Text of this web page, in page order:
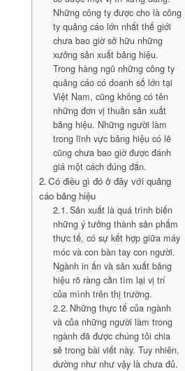
Những công ty được cho là công
ty quảng cáo lớn nhất thế giới
chưa bao giờ sở hữu những
xưởng sản xuất bảng hiệu.
Trong hàng ngũ những công ty
quảng cáo có doanh số lớn tại
Việt Nam, cũng không có tên
những đơn vị thuần sản xuất
bảng hiệu. Những người làm
trong lĩnh vực bảng hiệu có lẽ
cũng chưa bao giờ được đánh
giá một cách đúng đắn.
Có điều gì đó ở đây với quảng
cáo bảng hiệu
Sản xuất là quá trình biến
những ý tưởng thành sản phẩm
thực tế, có sự kết hợp giữa máy
móc và con bàn tay con người.
Ngành in ấn và sản xuất bảng
hiệu rõ ràng cần tìm lại vị trí
của mình trên thị trường.
Những thực tế của ngành
và của những người làm trong
ngành đã được chúng tôi chia
sẻ trong bài viết này. Tuy nhiên,
dường như như vậy là chưa đủ.